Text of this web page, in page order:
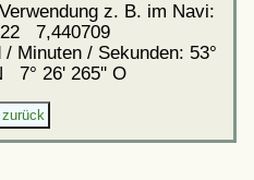
z. B. im Navi:
7,440709
Minuten / Sekunden: 53°
7° 26' 265'' O